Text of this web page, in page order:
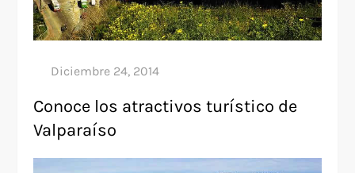
Conoce los atractivos turístico de
Valparaíso